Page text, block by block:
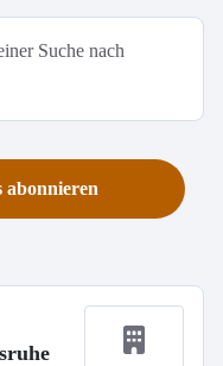
Suche nach
abonnieren